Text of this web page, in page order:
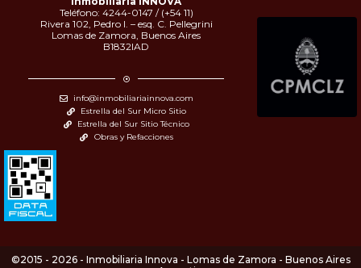
Teléfono: 4244-0147 / (+54 11)
Rivera 102, Pedro I. – esq. C. Pellegrini
Lomas de Zamora, Buenos Aires
B1832IAD
info@inmobiliariainnova.com
Estrella del Sur Micro Sitio
Estrella del Sur Sitio Técnico
Obras y Refacciones
©2015 - 2026 - Inmobiliaria Innova - Lomas de Zamora - Buenos Aires